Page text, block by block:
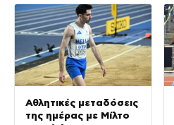
Αθλητικές μεταδόσεις
της ημέρας με Μίλτο